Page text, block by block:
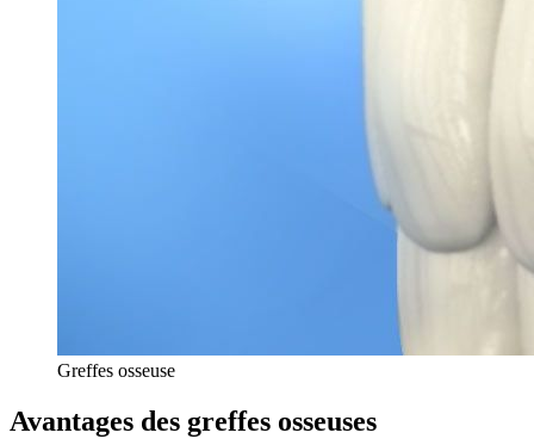
Greffes osseuse
Avantages des greffes osseuses